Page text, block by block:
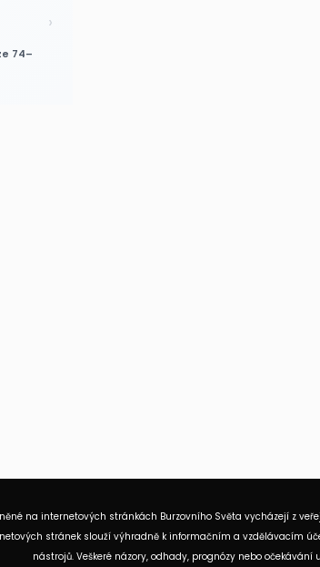
›
74–
na internetových stránkách Burzovního Světa vycházejí z
stránek slouží výhradně k informačním a vzdělávacím
nástrojů. Veškeré názory, odhady, prognózy nebo